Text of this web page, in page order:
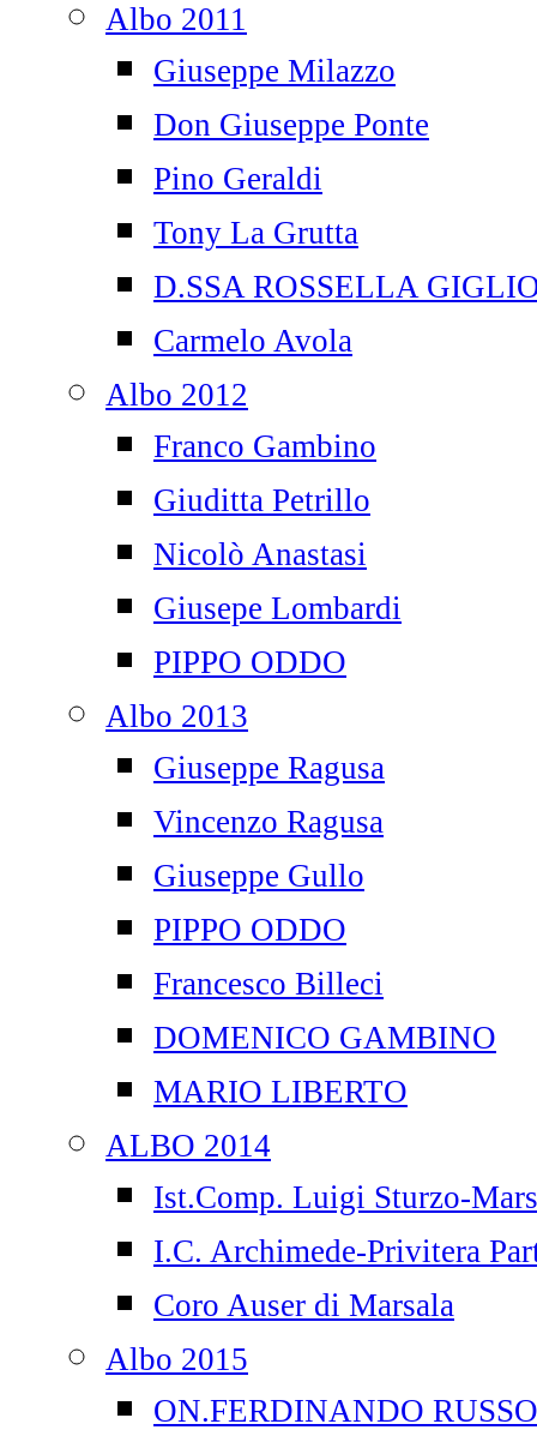
Albo 2011
Giuseppe Milazzo
Don Giuseppe Ponte
Pino Geraldi
Tony La Grutta
D.SSA ROSSELLA
Carmelo Avola
Albo 2012
Franco Gambino
Giuditta Petrillo
Nicolò Anastasi
Giusepe Lombardi
PIPPO ODDO
Albo 2013
Giuseppe Ragusa
Vincenzo Ragusa
Giuseppe Gullo
PIPPO ODDO
Francesco Billeci
DOMENICO GAMBINO
MARIO LIBERTO
ALBO 2014
Ist.Comp. Luigi Sturzo-
I.C. Archimede-Privitera
Coro Auser di Marsala
Albo 2015
ON.FERDINANDO RUSSO